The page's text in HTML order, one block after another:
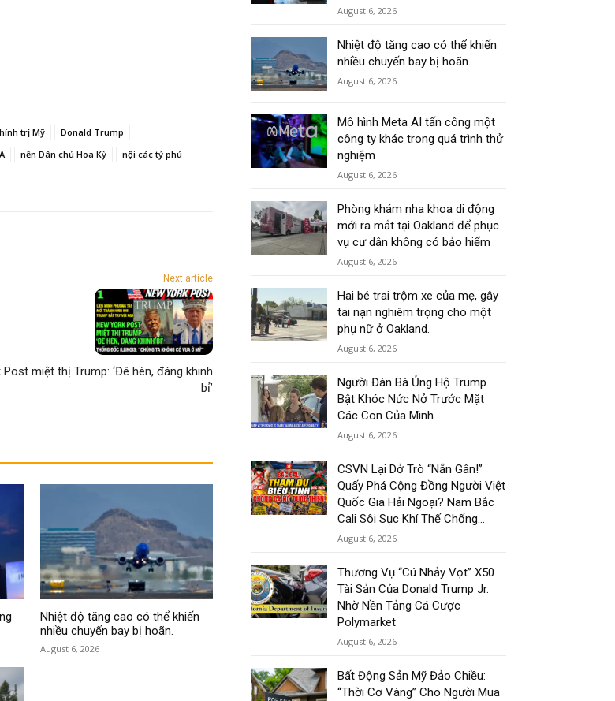
trị Mỹ
Donald Trump
nền Dân chủ Hoa Kỳ
nội các tỷ phú
Next article
Post miệt thị Trump: ‘Đê hèn, đáng khinh
bỉ’
Nhiệt độ tăng cao có thể khiến
nhiều chuyến bay bị hoãn.
August 6, 2026
August 6, 2026
Nhiệt độ tăng cao có thể khiến
nhiều chuyến bay bị hoãn.
August 6, 2026
Mô hình Meta AI tấn công một
công ty khác trong quá trình thử
nghiệm
August 6, 2026
Phòng khám nha khoa di động
mới ra mắt tại Oakland để phục
vụ cư dân không có bảo hiểm
August 6, 2026
Hai bé trai trộm xe của mẹ, gây
tai nạn nghiêm trọng cho một
phụ nữ ở Oakland.
August 6, 2026
Người Đàn Bà Ủng Hộ Trump
Bật Khóc Nức Nở Trước Mặt
Các Con Của Mình
August 6, 2026
CSVN Lại Dở Trò “Nắn Gân!”
Quấy Phá Cộng Đồng Người Việt
Quốc Gia Hải Ngoại? Nam Bắc
Cali Sôi Sục Khí Thế Chống...
August 6, 2026
Thương Vụ “Cú Nhảy Vọt” X50
Tài Sản Của Donald Trump Jr.
Nhờ Nền Tảng Cá Cược
Polymarket
August 6, 2026
Bất Động Sản Mỹ Đảo Chiều:
“Thời Cơ Vàng” Cho Người Mua